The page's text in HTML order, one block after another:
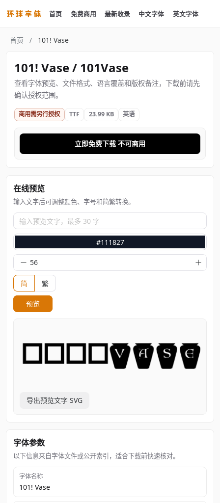
首页 免费商用 最新收录 中文字体 英文字体
首页 / 101! Vase
101! Vase / 101Vase
查看字体预览、文件格式、语言覆盖和版权备注，下载前请先
确认授权范围。
商用需另行授权 TTF 23.99 KB 英语
立即免费下载 不可商用
在线预览
输入文字后可调整颜色、字号和简繁转换。
输入预览文字，最多 30 字
#111827
简 繁
预览
导出预览文字 SVG
字体参数
以下信息来自字体文件或公开索引，适合下载前快速核对。
字体名称
101! Vase